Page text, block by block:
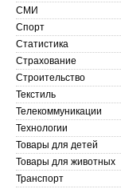
СМИ
Спорт
Статистика
Страхование
Строительство
Текстиль
Телекоммуникации
Технологии
Товары для детей
Товары для животных
Транспорт